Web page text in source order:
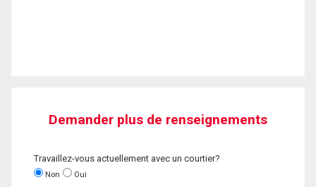
Demander plus de renseignements
Travaillez-vous actuellement avec un courtier?
Non Oui